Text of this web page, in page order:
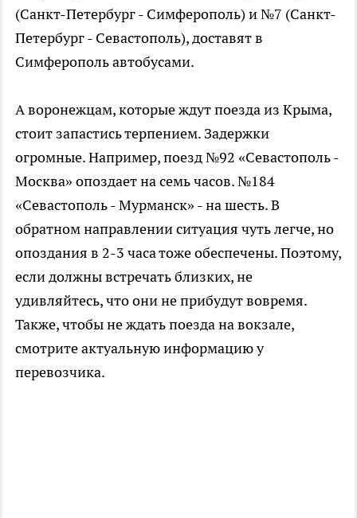
(Санкт-Петербург - Симферополь) и №7 (Санкт-
Петербург - Севастополь), доставят в
Симферополь автобусами.
А воронежцам, которые ждут поезда из Крыма,
стоит запастись терпением. Задержки
огромные. Например, поезд №92 «Севастополь -
Москва» опоздает на семь часов. №184
«Севастополь - Мурманск» - на шесть. В
обратном направлении ситуация чуть легче, но
опоздания в 2-3 часа тоже обеспечены. Поэтому,
если должны встречать близких, не
удивляйтесь, что они не прибудут вовремя.
Также, чтобы не ждать поезда на вокзале,
смотрите актуальную информацию у
перевозчика.